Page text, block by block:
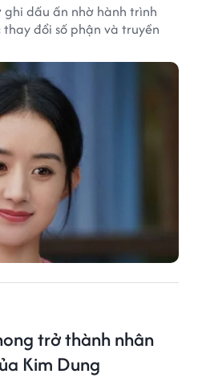
dấu ấn nhờ hành trình
đổi số phận và truyền
trở thành nhân
Kim Dung